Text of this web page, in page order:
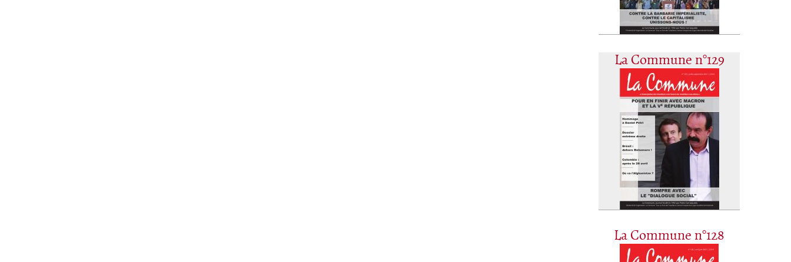
La Commune n°129
La Commune n°128